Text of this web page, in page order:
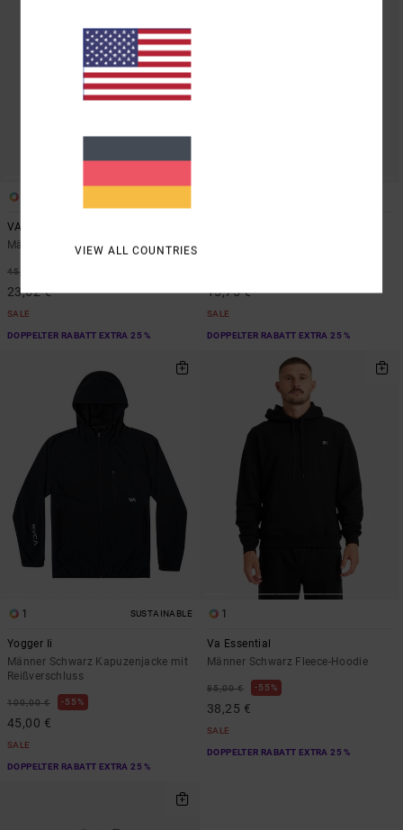
VA Sport Vent
Männer Braun Tank-Top
45,00 €
23,62 €
SALE
DOPPELTER RABATT EXTRA 25 %
15,75 €
SALE
DOPPELTER RABATT EXTRA 25 %
1 SUSTAINABLE
Yogger Ii
Männer Schwarz Kapuzenjacke mit
Reißverschluss
100,00 € 55%
45,00 €
SALE
DOPPELTER RABATT EXTRA 25 %
1
Va Essential
Männer Schwarz Fleece-Hoodie
85,00 € 55%
38,25 €
SALE
DOPPELTER RABATT EXTRA 25 %
VIEW ALL COUNTRIES